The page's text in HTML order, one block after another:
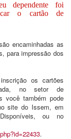
dependente foi
o cartão de
encaminhadas as
para impressão dos
os cartões
no setor de
você também pode
site do Issem, em
ou no
.